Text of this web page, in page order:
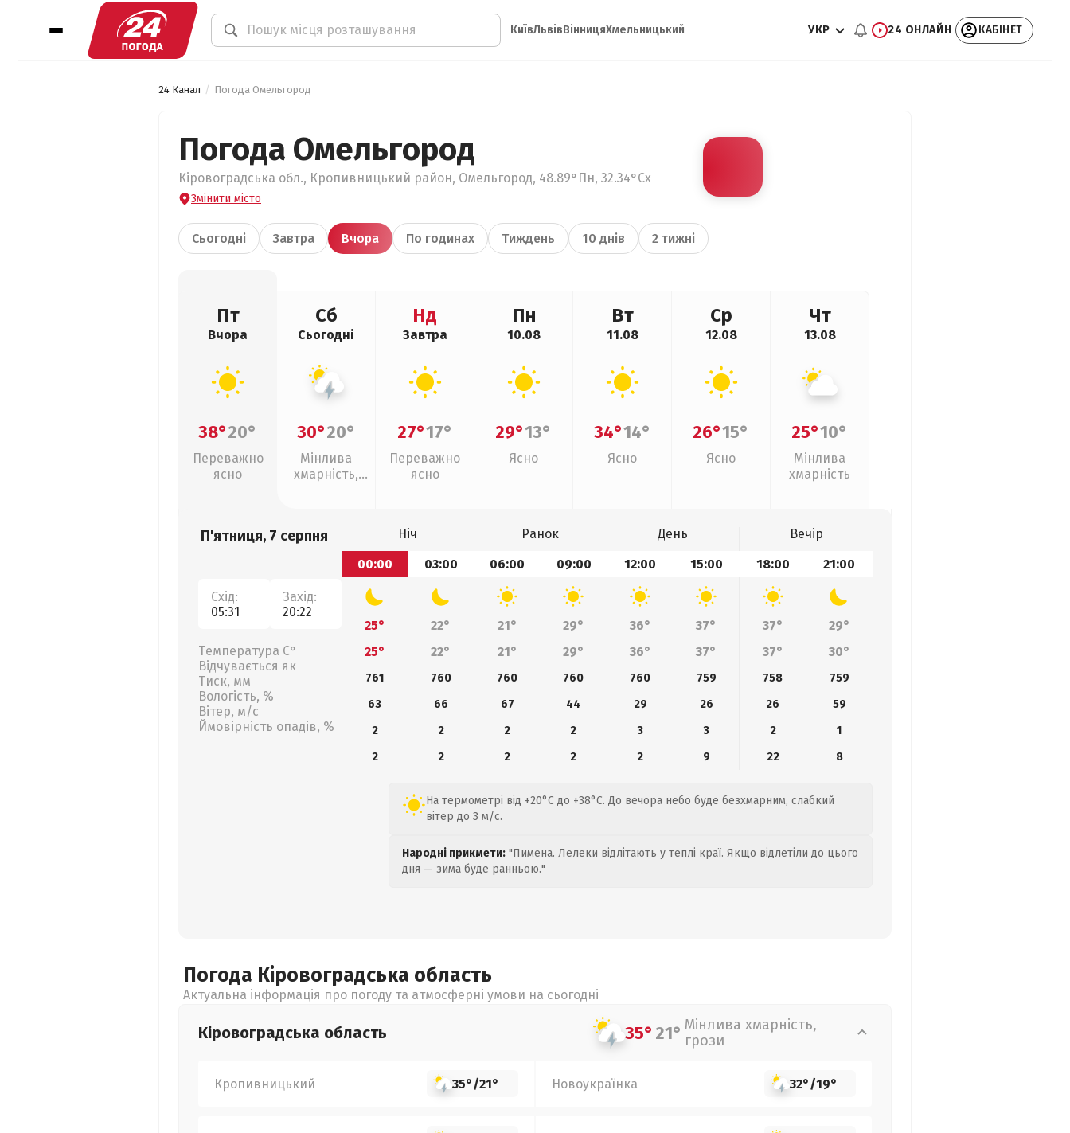
КиївЛьвівВінницяХмельницький УКР 24 ОНЛАЙН КАБІНЕТ
24 Канал Погода Омельгород
Погода Омельгород
Кіровоградська обл., Кропивницький район, Омельгород, 48.89°Пн, 32.34°Сх
Змінити місто
Сьогодні Завтра Вчора По годинах Тиждень 10 днів 2 тижні
Пт
Вчора
38°20°
Переважно
ясно
Сб
Сьогодні
30°20°
Мінлива
хмарність,
Нд
Завтра
27°17°
Переважно
ясно
Пн
10.08
29°13°
Ясно
Вт
11.08
34°14°
Ясно
Ср
12.08
26°15°
Ясно
Чт
13.08
25°10°
Мінлива
хмарність
П'ятниця, 7 серпня
Схід:
05:31
Захід:
20:22
Температура С°
Відчувається як
Тиск, мм
Вологість, %
Вітер, м/с
Ймовірність опадів, %
Ніч Ранок День
Вечір
00:00
03:00 06:00 09:00 12:00 15:00 18:00 21:00
25° 22° 21° 29° 36° 37° 37°
29°
25°
22° 21° 29° 36° 37° 37° 30°
761 760 760 760 760 759 758
759
63
66 67 44 29 26 26
59
2
2 2 2 3 3 2
1
2
2 2 2 2 9 22 8
На термометрі від +20°C до +38°C. До вечора небо буде безхмарним, слабкий
вітер до 3 м/с.
Народні прикмети: "Пимена. Лелеки відлітають у теплі краї. Якщо відлетіли до цього
дня — зима буде ранньою."
Погода Кіровоградська область
Актуальна інформація про погоду та атмосферні умови на сьогодні
Кіровоградська область 35°21° Мінлива хмарність,
грози
Кропивницький 35°/21° Новоукраїнка 32°/19°